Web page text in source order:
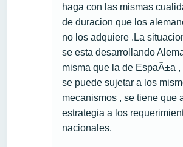
haga con las mismas
de duracion que los
no los adquiere .La
se esta desarrollando
misma que la de EspaÃ±a ,
se puede sujetar a los
mecanismos , se tiene que
estrategia a los
nacionales.